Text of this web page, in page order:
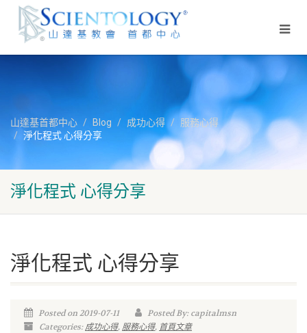
山達基首都中心 Blog 成功心得
服務心得
淨化程式 心得分享
淨化程式 心得分享
淨化程式 心得分享
Posted on 2019-07-11
Posted By: capitalmsn
Categories:成功心得,服務心得, 首頁文章